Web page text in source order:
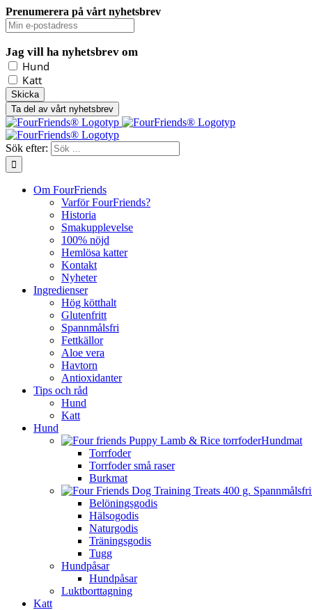
Prenumerera på vårt nyhetsbrev
Jag vill ha nyhetsbrev om
Hund
Katt
Ta del av vårt nyhetsbrev
Sök efter:
Om FourFriends
Varför FourFriends?
Historia
Smakupplevelse
100% nöjd
Hemlösa katter
Kontakt
Nyheter
Ingredienser
Hög kötthalt
Glutenfritt
Spannmålsfri
Fettkällor
Aloe vera
Havtorn
Antioxidanter
Tips och råd
Hund
Katt
Hund
Hundmat
Torrfoder
Torrfoder små raser
Burkmat
Belöningsgodis
Hälsogodis
Naturgodis
Träningsgodis
Tugg
Hundpåsar
Hundpåsar
Luktborttagning
Katt